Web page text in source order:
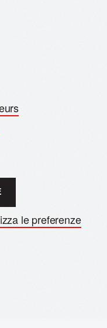
le preferenze